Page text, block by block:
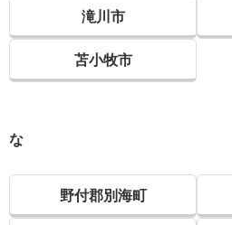
滝川市
苫小牧市
な
野付郡別海町